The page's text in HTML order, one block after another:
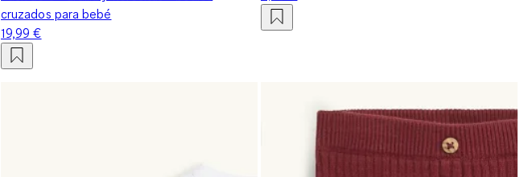
cruzados para bebé
19,99 €